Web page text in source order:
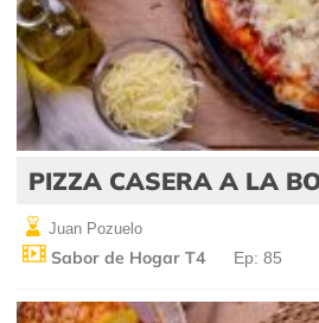
PIZZA CASERA A LA
Juan Pozuelo
Sabor de Hogar T4 Ep: 85